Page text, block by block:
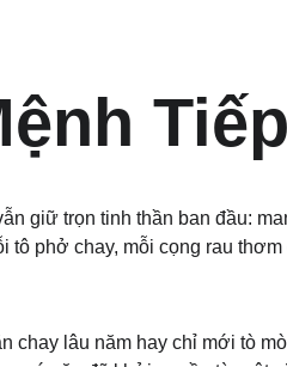
giữ trọn tinh thần ban đầu:
tô phở chay, mỗi cọng rau
chay lâu năm hay chỉ mới tò